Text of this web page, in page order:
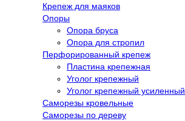
Крепеж для маяков
Опоры
Опора бруса
Опора для стропил
Перфорированный крепеж
Пластина крепежная
Уголог крепежный
Уголог крепежный усиленный
Саморезы кровельные
Саморезы по дереву